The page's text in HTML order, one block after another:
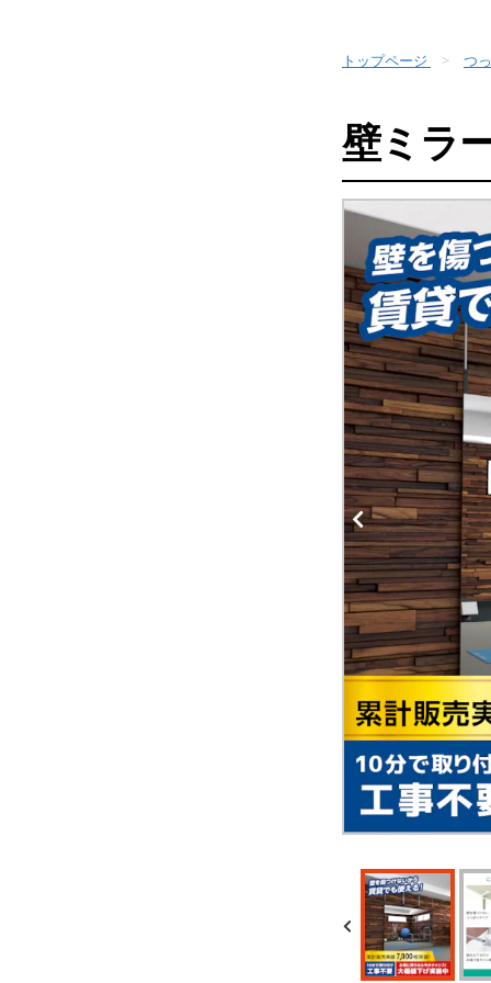
トップページ つ
壁ミラ